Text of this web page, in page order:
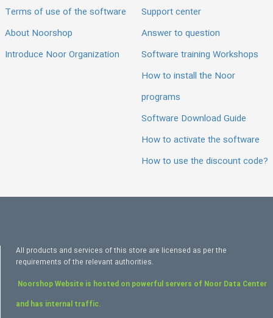
Terms of use of the software
About Noorshop
Introduce Noor Organization
Support center
Answer to question
Software training Workshops
How to install the Noor
programs
Software Download Guide
How to activate the software
How to use the discount code?
All products and services of this store are licensed as per the
requirements of the relevant authorities.
Noorshop Website is hosted on powerful servers of Noor Data Center
and has internal traffic.